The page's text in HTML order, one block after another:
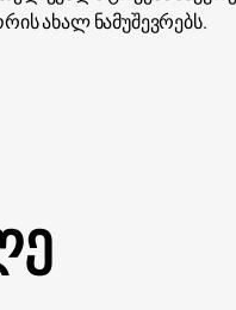
ახალ ნამუშევრებს.